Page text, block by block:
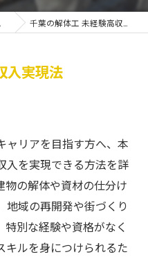
千葉の解体工 未経験高収入実現法
入実現法
ャリアを目指す方へ、本
入を実現できる方法を詳
物の解体や資材の仕分け
地域の再開発や街づくり
別な経験や資格がなく
キルを身につけられるた